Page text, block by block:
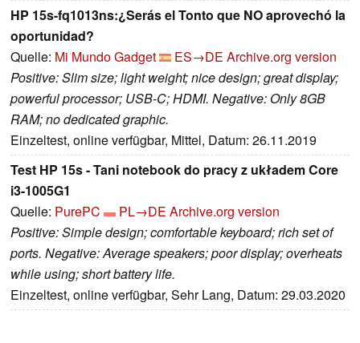
HP 15s-fq1013ns:¿Serás el Tonto que NO aprovechó la
oportunidad?
Quelle: Mi Mundo Gadget ES→DE Archive.org version
Positive: Slim size; light weight; nice design; great display;
powerful processor; USB-C; HDMI. Negative: Only 8GB
RAM; no dedicated graphic.
Einzeltest, online verfügbar, Mittel, Datum: 26.11.2019
Test HP 15s - Tani notebook do pracy z układem Core
i3-1005G1
Quelle: PurePC PL→DE Archive.org version
Positive: Simple design; comfortable keyboard; rich set of
ports. Negative: Average speakers; poor display; overheats
while using; short battery life.
Einzeltest, online verfügbar, Sehr Lang, Datum: 29.03.2020